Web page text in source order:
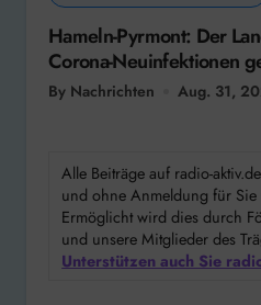
Hameln-Pyrmont: Der
Corona-Neuinfektionen
By Nachrichten Aug. 31,
Alle Beiträge auf radio-
und ohne Anmeldung für Sie
Ermöglicht wird dies durch
und unsere Mitglieder des
Unterstützen auch Sie